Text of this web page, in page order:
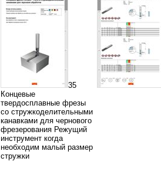
35
Концевые
твердосплавные фрезы
со стружкоделительными
канавками для чернового
фрезерования Режущий
инструмент когда
необходим малый размер
стружки